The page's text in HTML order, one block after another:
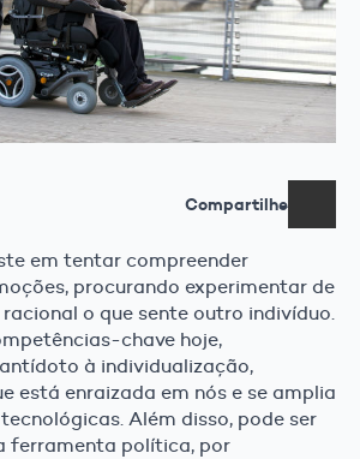
Compartilhe
em tentar compreender
procurando experimentar de
o que sente outro indivíduo.
chave hoje,
à individualização,
está enraizada em nós e se amplia
Além disso, pode ser
ferramenta política, por